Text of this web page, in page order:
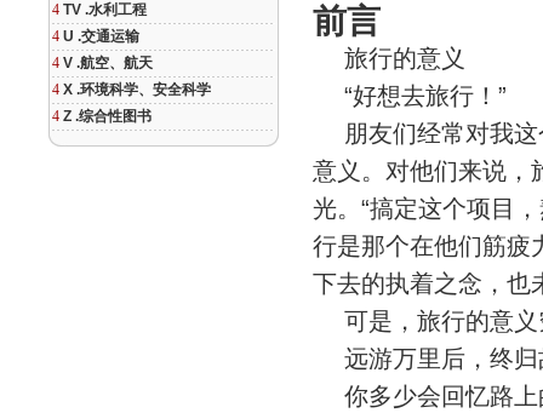
4 TV .水利工程
4 U .交通运输
4 V .航空、航天
4 X .环境科学、安全科学
4 Z .综合性图书
前言
旅行的意义
“好想去旅行！”
朋友们经常对我这
意义。对他们来说，
光。“搞定这个项目
行是那个在他们筋疲
下去的执着之念，也
可是，旅行的意义
远游万里后，终归
你多少会回忆路上